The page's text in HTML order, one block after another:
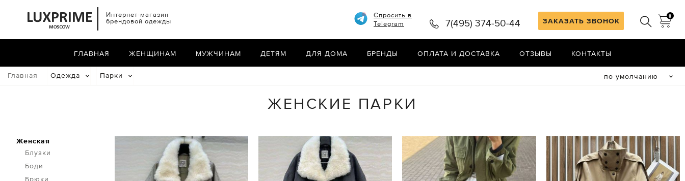
Интернет-магазин
брендовой одежды
ЗАКАЗАТЬ ЗВОНОК
0
Спросить в
Telegram
7(495) 374-50-44
ГЛАВНАЯ ЖЕНЩИНАМ МУЖЧИНАМ ДЕТЯМ ДЛЯ ДОМА БРЕНДЫ ОПЛАТА И ДОСТАВКА ОТЗЫВЫ КОНТАКТЫ
Главная Одежда Парки по умолчанию
ЖЕНСКИЕ ПАРКИ
Женская
Блузки
Боди
Брюки